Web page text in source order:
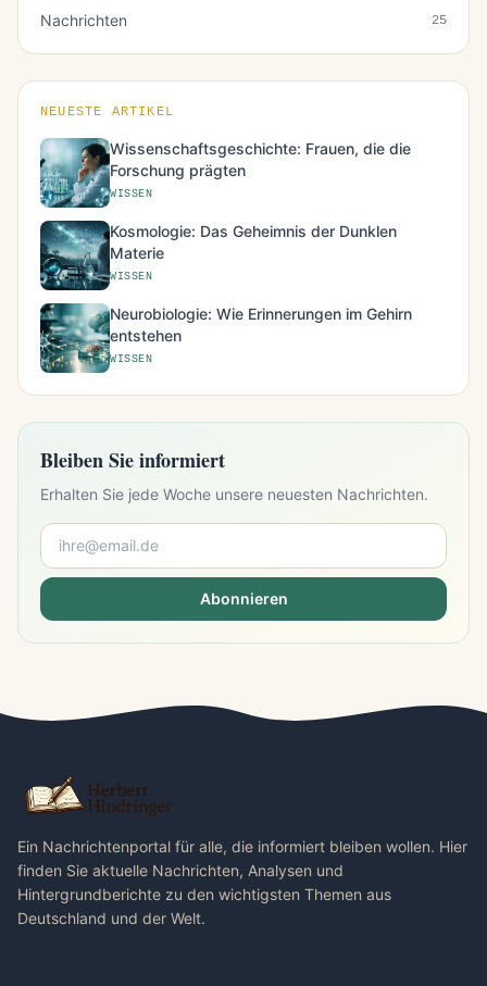
Nachrichten 25
NEUESTE ARTIKEL
Wissenschaftsgeschichte: Frauen, die die
Forschung prägten
WISSEN
Kosmologie: Das Geheimnis der Dunklen
Materie
WISSEN
Neurobiologie: Wie Erinnerungen im Gehirn
entstehen
WISSEN
Bleiben Sie informiert
Erhalten Sie jede Woche unsere neuesten Nachrichten.
Abonnieren
Ein Nachrichtenportal für alle, die informiert bleiben wollen. Hier
finden Sie aktuelle Nachrichten, Analysen und
Hintergrundberichte zu den wichtigsten Themen aus
Deutschland und der Welt.